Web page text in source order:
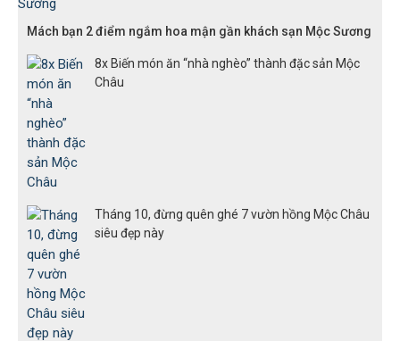
Mách bạn 2 điểm ngắm hoa mận gần khách sạn Mộc Sương
8x Biến món ăn “nhà nghèo” thành đặc sản Mộc
Châu
Tháng 10, đừng quên ghé 7 vườn hồng Mộc Châu
siêu đẹp này